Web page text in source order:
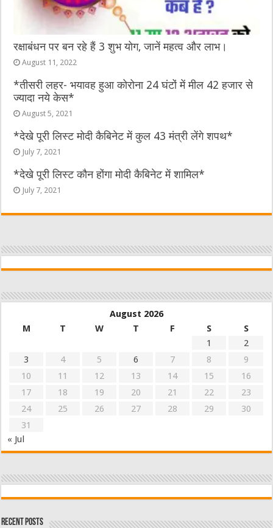
रक्षाबंधन पर बन रहे हैं 3 शुभ योग, जानें महत्व और लाभ।
August 11, 2022
*तीसरी लहर- भयावह हुआ कोरोना 24 घंटों में मील 42 हजार से
ज्यादा नये केस*
August 5, 2021
*देखे पूरी लिस्ट मोदी कैबिनेट में कुल 43 मंत्री लेंगे शपथ*
July 7, 2021
*देखे पूरी लिस्ट कौन होंगा मोदी कैबिनेट में शामिल*
July 7, 2021
August 2026
M
T W T F S
S
1
2
3
4 5 6 7 8
9
10
11 12 13 14 15
16
17
18 19 20 21 22
23
24
25 26 27 28 29
30
31
« Jul
Recent Posts